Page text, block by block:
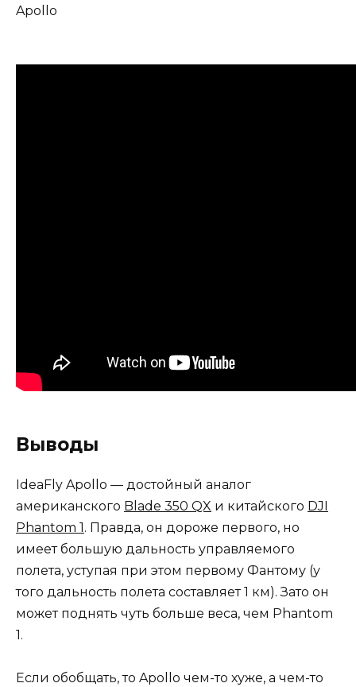
Apollo
Выводы
IdeaFly Apollo — достойный аналог
американского Blade 350 QX и китайского DJI
Phantom 1. Правда, он дороже первого, но
имеет большую дальность управляемого
полета, уступая при этом первому Фантому (у
того дальность полета составляет 1 км). Зато он
может поднять чуть больше веса, чем Phantom
1.
Если обобщать, то Apollo чем-то хуже, а чем-то